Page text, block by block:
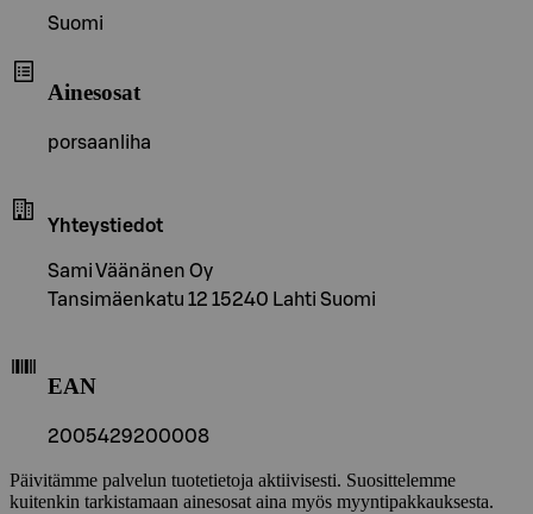
Suomi
Ainesosat
porsaanliha
Yhteystiedot
Sami Väänänen Oy
Tansimäenkatu 12 15240 Lahti Suomi
EAN
2005429200008
Päivitämme palvelun tuotetietoja aktiivisesti. Suosittelemme
kuitenkin tarkistamaan ainesosat aina myös myyntipakkauksesta.